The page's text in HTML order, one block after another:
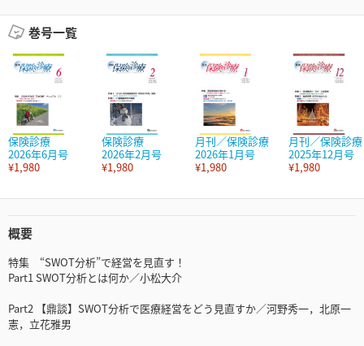
巻号一覧
保険診療
2026年6月号
¥1,980
保険診療
2026年2月号
¥1,980
月刊／保険診療
2026年1月号
¥1,980
月刊／保険診療
2025年12月号
¥1,980
概要
特集 “SWOT分析”で経営を見直す！
Part1 SWOT分析とは何か／小松大介
Part2 【鼎談】SWOT分析で医療経営をどう見直すか／河野秀一，北原一
憲，立花雅男